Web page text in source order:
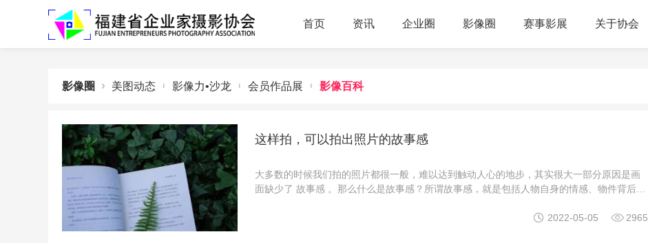
首页 资讯 企业圈 影像圈 赛事影展 关于协会
影像圈  美图动态  影像力•沙龙  会员作品展  影像百科
这样拍，可以拍出照片的故事感
大多数的时候我们拍的照片都很一般，难以达到触动人心的地步，其实很大一部分原因是画
面缺少了 故事感 。那么什么是故事感？所谓故事感，就是包括人物自身的情感、物件背后的
 2022-05-05  2965